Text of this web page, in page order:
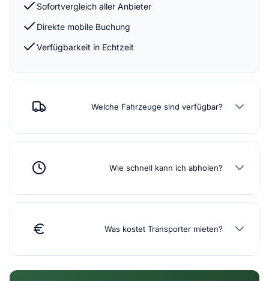
Sofortvergleich aller Anbieter
Direkte mobile Buchung
Verfügbarkeit in Echtzeit
Welche Fahrzeuge sind verfügbar?
Wie schnell kann ich abholen?
Was kostet Transporter mieten?